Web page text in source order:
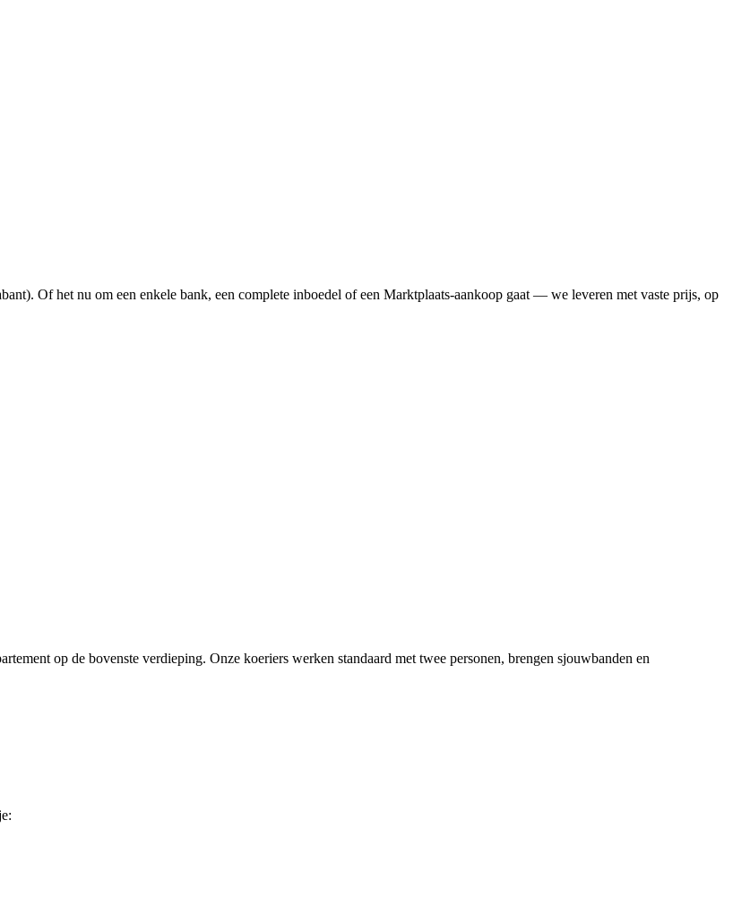
Of het nu om een enkele bank, een complete inboedel of een Marktplaats-aankoop gaat — we leveren met vaste prijs, op
op de bovenste verdieping. Onze koeriers werken standaard met twee personen, brengen sjouwbanden en